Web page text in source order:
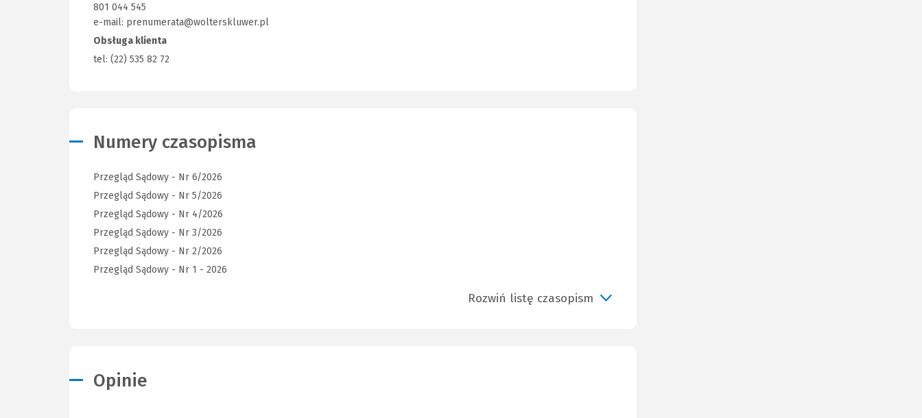
strony)
801 044 545
e-mail: prenumerata@wolterskluwer.pl
Obsługa klienta
tel: (22) 535 82 72
Numery czasopisma
Przegląd Sądowy - Nr 6/2026
Przegląd Sądowy - Nr 5/2026
Przegląd Sądowy - Nr 4/2026
Przegląd Sądowy - Nr 3/2026
Przegląd Sądowy - Nr 2/2026
Przegląd Sądowy - Nr 1 - 2026
Rozwiń listę czasopism
Opinie